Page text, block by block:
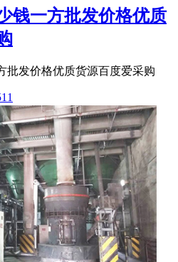
钱一方批发价格优质
批发价格优质货源百度爱采购